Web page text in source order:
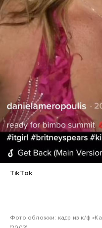
TikTok
Фото обложки: кадр из к/ф